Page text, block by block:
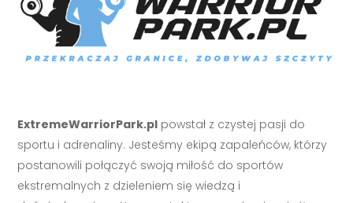
ExtremeWarriorPark.pl powstał z czystej pasji do
sportu i adrenaliny. Jesteśmy ekipą zapaleńców, którzy
postanowili połączyć swoją miłość do sportów
ekstremalnych z dzieleniem się wiedzą i